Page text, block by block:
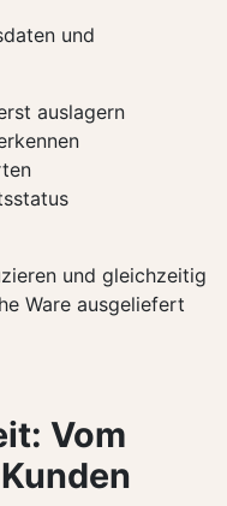
und
auslagern
und gleichzeitig
Ware ausgeliefert
Vom